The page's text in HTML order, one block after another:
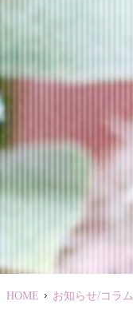
HOME お知らせ/コラム